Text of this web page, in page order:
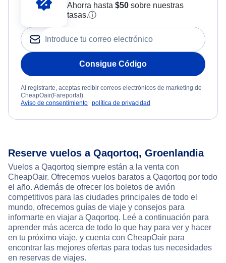
Ahorra hasta $50sobre nuestras
tasas.ⓘ
Consigue Código
Al registrarte, aceptas recibir correos electrónicos de marketing de
CheapOair(Fareportal).
Aviso de consentimiento política de privacidad
Reserve vuelos a Qaqortoq, Groenlandia
Vuelos a Qaqortoq siempre están a la venta con
CheapOair. Ofrecemos vuelos baratos a Qaqortoq por todo
el año. Además de ofrecer los boletos de avión
competitivos para las ciudades principales de todo el
mundo, ofrecemos guías de viaje y consejos para
informarte en viajar a Qaqortoq. Leé a continuación para
aprender más acerca de todo lo que hay para ver y hacer
en tu próximo viaje, y cuenta con CheapOair para
encontrar las mejores ofertas para todas tus necesidades
en reservas de viajes.